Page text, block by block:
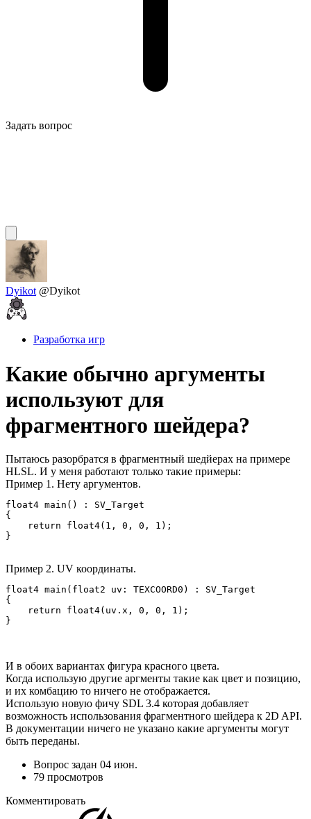
Задать вопрос
Dyikot @Dyikot
Разработка игр
Какие обычно аргументы
используют для
фрагментного шейдера?
Пытаюсь разорбратся в фрагментный шедйерах на примере
HLSL. И у меня работают только такие примеры:
Пример 1. Нету аргументов.
float4 main() : SV_Target
{
    return float4(1, 0, 0, 1);
}
Пример 2. UV координаты.
float4 main(float2 uv: TEXCOORD0) : SV_Target
{
    return float4(uv.x, 0, 0, 1);
}
И в обоих вариантах фигура красного цвета.
Когда использую другие аргменты такие как цвет и позицию,
и их комбацию то ничего не отображается.
Использую новую фичу SDL 3.4 которая добавляет
возможность использования фрагментного шейдера к 2D API.
В документации ничего не указано какие аргументы могут
быть переданы.
Вопрос задан 04 июн.
79 просмотров
Комментировать